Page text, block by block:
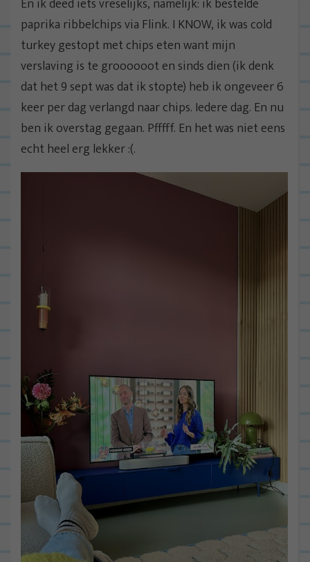
En ik deed iets vreselijks, namelijk: ik bestelde
paprika ribbelchips via Flink. I KNOW, ik was cold
turkey gestopt met chips eten want mijn
verslaving is te groooooot en sinds dien (ik denk
dat het 9 sept was dat ik stopte) heb ik ongeveer 6
keer per dag verlangd naar chips. Iedere dag. En nu
ben ik overstag gegaan. Pfffff. En het was niet eens
echt heel erg lekker :(.